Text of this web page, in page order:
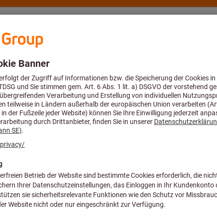
Beratung und Support
den 14. August geschlossen. Sie können Ihre Bestellungen
Artikel-Nr.:92 72 45